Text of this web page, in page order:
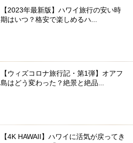
【2023年最新版】ハワイ旅行の安い時
期はいつ？格安で楽しめるハ...
【ウィズコロナ旅行記・第1弾】オアフ
島はどう変わった？絶景と絶品...
【4K HAWAII】ハワイに活気が戻ってき